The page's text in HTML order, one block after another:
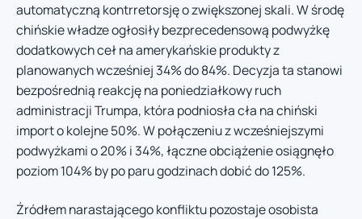
automatyczną kontrretorsję o zwiększonej skali. W środę
chińskie władze ogłosiły bezprecedensową podwyżkę
dodatkowych ceł na amerykańskie produkty z
planowanych wcześniej 34% do 84%. Decyzja ta stanowi
bezpośrednią reakcję na poniedziałkowy ruch
administracji Trumpa, która podniosła cła na chiński
import o kolejne 50%. W połączeniu z wcześniejszymi
podwyżkami o 20% i 34%, łączne obciążenie osiągnęło
poziom 104% by po paru godzinach dobić do 125%.
Źródłem narastającego konfliktu pozostaje osobista